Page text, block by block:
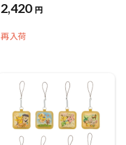
2,420 円
再入荷